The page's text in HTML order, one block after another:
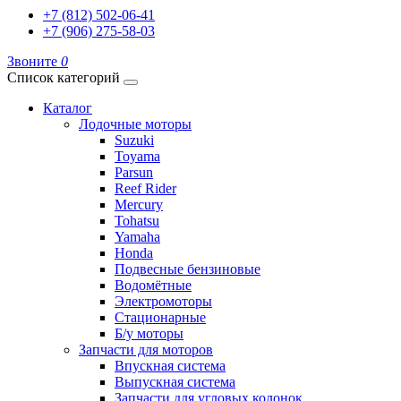
+7 (812) 502-06-41
+7 (906) 275-58-03
Звоните 0
Список категорий
Каталог
Лодочные моторы
Suzuki
Toyama
Parsun
Reef Rider
Mercury
Tohatsu
Yamaha
Honda
Подвесные бензиновые
Водомётные
Электромоторы
Стационарные
Б/у моторы
Запчасти для моторов
Впускная система
Выпускная система
Запчасти для угловых колонок